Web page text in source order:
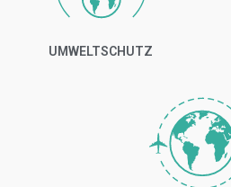
UMWELTSCHUTZ